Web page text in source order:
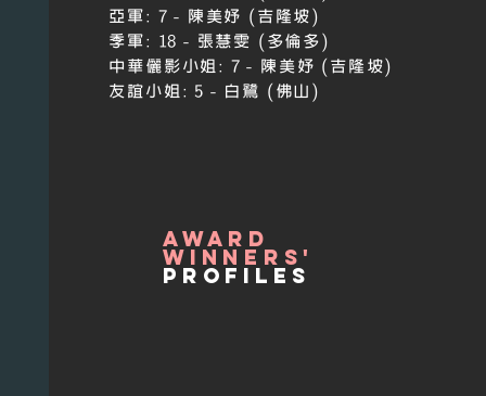
亞軍: 7 - 陳美妤 (吉隆坡)
季軍: 18 - 張慧雯 (多倫多)
中華儷影小姐: 7 - 陳美妤 (吉隆坡)
友誼小姐: 5 - 白鷺 (佛山)
award
winners'
profiles